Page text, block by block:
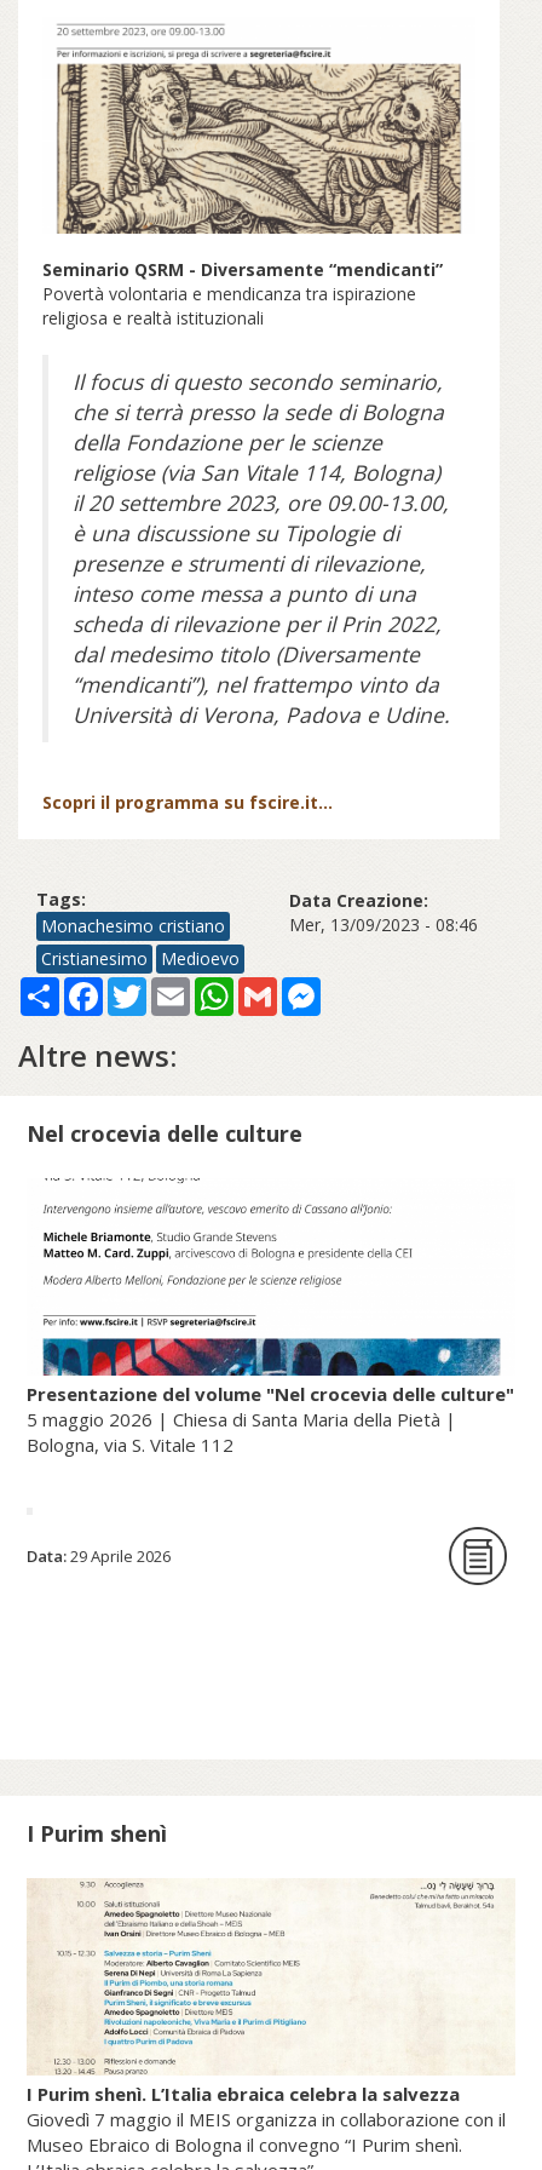
Seminario QSRM - Diversamente “mendicanti”
Povertà volontaria e mendicanza tra ispirazione
religiosa e realtà istituzionali
Il focus di questo secondo seminario,
che si terrà presso la sede di Bologna
della Fondazione per le scienze
religiose (via San Vitale 114, Bologna)
il 20 settembre 2023, ore 09.00-13.00,
è una discussione su Tipologie di
presenze e strumenti di rilevazione,
inteso come messa a punto di una
scheda di rilevazione per il Prin 2022,
dal medesimo titolo (Diversamente
“mendicanti”), nel frattempo vinto da
Università di Verona, Padova e Udine.
Scopri il programma su fscire.it...
Tags:
Monachesimo cristiano
Cristianesimo
Medioevo
Data Creazione:
Mer, 13/09/2023 - 08:46
Share Facebook
TwitterEmail WhatsApp
Gmail
Altre news:
Nel crocevia delle culture
Presentazione del volume "Nel crocevia delle culture"
5 maggio 2026 | Chiesa di Santa Maria della Pietà |
Bologna, via S. Vitale 112
lieta di ospitare la presentazione del
Scopri di più su fscire.it...
Data:29 Aprile 2026
I Purim shenì
I Purim shenì. L’Italia ebraica celebra la salvezza
Giovedì 7 maggio il MEIS organizza in collaborazione con il
Museo Ebraico di Bologna il convegno “I Purim shenì.